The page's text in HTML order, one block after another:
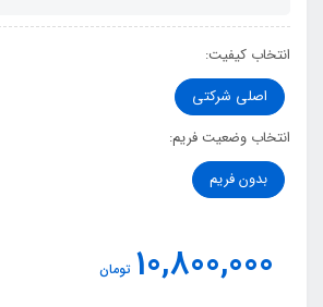
انتخاب کیفیت:
اصلی شرکتی
انتخاب وضعیت فریم:
بدون فریم
10,800,000 تومان